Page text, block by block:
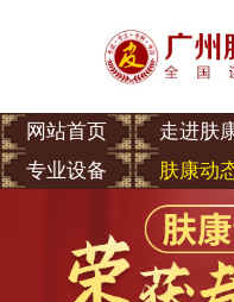
网站首页 走进肤
专业设备
肤康动